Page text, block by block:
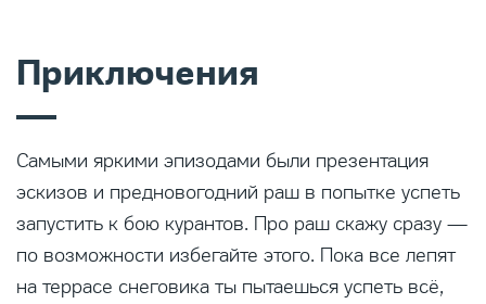
Приключения
Самыми яркими эпизодами были презентация
эскизов и предновогодний раш в попытке успеть
запустить к бою курантов. Про раш скажу сразу —
по возможности избегайте этого. Пока все лепят
на террасе снеговика ты пытаешься успеть всё,